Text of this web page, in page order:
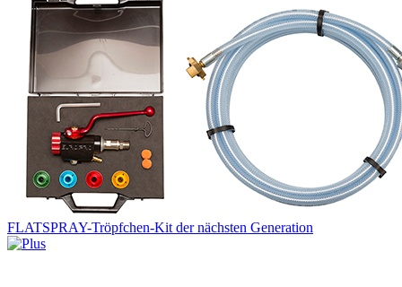
FLATSPRAY-Tröpfchen-Kit der nächsten Generation